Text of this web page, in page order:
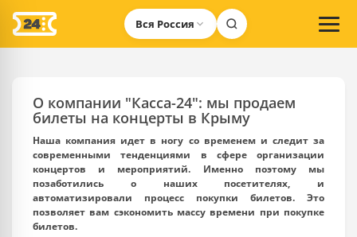
Вся Россия
О компании "Касса-24": мы продаем
билеты на концерты в Крыму
Наша компания идет в ногу со временем и следит за
современными тенденциями в сфере организации
концертов и мероприятий. Именно поэтому мы
позаботились о наших посетителях, и
автоматизировали процесс покупки билетов. Это
позволяет вам сэкономить массу времени при покупке
билетов.